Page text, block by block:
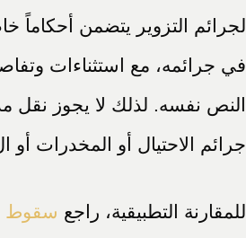
لجرائم التزوير يتضمن أحكاماً
في جرائمه، مع استثناءات
النص نفسه. لذلك لا يجوز نقل
جرائم الاحتيال أو المخدرات أو
للمقارنة التطبيقية، راجع سقوط